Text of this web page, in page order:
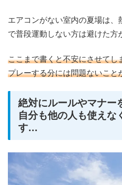
エアコンがない室内の夏場は、
で普段運動しない方は避けた方
ここまで書くと不安にさせてし
プレーする分には問題ないこと
絶対にルールやマナー
自分も他の人も使えな
す…